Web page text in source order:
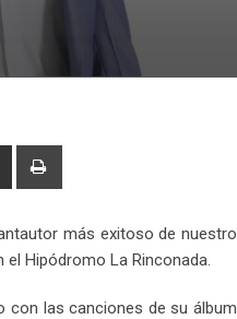
Share
más exitoso de nuestro
el Hipódromo La Rinconada.
con las canciones de su álbum